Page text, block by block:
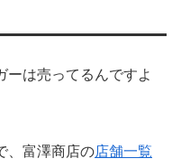
ーは売ってるんですよ
、富澤商店の店舗一覧